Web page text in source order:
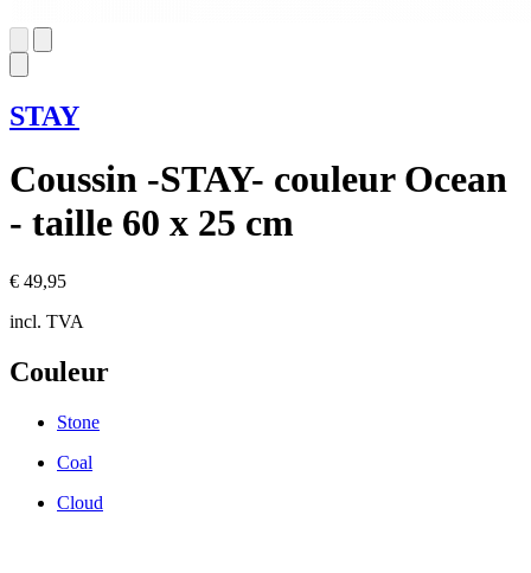
STAY
Coussin -STAY- couleur Ocean
- taille 60 x 25 cm
€ 49,95
incl. TVA
Couleur
Stone
Coal
Cloud